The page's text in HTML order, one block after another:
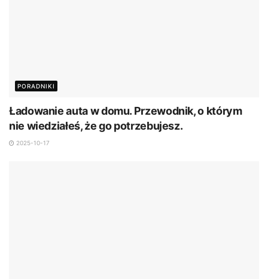
PORADNIKI
Ładowanie auta w domu. Przewodnik, o którym
nie wiedziałeś, że go potrzebujesz.
2025-10-17